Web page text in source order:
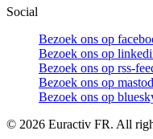
Social
Bezoek ons op
Bezoek ons op
Bezoek ons op rss-
Bezoek ons op
Bezoek ons op
© 2026 Euractiv FR. All